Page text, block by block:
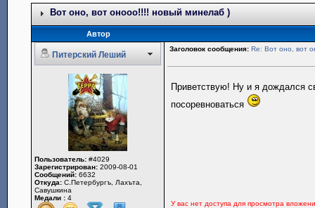
Вот оно, вот онооо!!!! новый минелаб )
Автор
Питерский Леший
Заголовок сообщения: Re: Вот оно, вот
Пользователь: #4029
Зарегистрирован: 2009-08-01
Сообщений: 6632
Откуда: С.Петербургъ, Лахъта,
Савушкина
Медали : 4
Приветствую! Ну и я дождался
посоревноваться
У вас нет доступа для просмотра